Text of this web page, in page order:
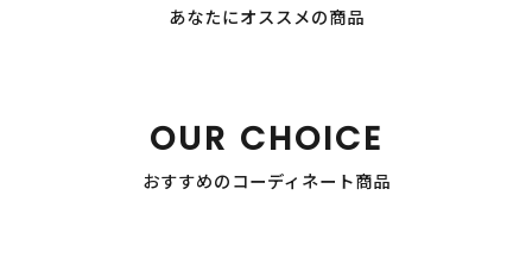
あなたにオススメの商品
OUR CHOICE
おすすめのコーディネート商品